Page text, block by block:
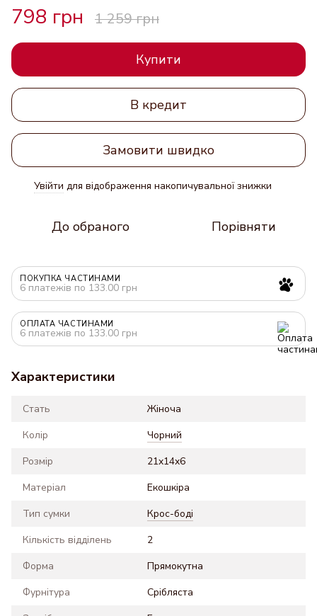
798 грн 1 259 грн
Купити
В кредит
Замовити швидко
Увійти для відображення накопичувальної знижки
До обраного Порівняти
ПОКУПКА ЧАСТИНАМИ
6 платежів по 133.00 грн
ОПЛАТА ЧАСТИНАМИ
6 платежів по 133.00 грн
Характеристики
Стать
Жіноча
Колір
Чорний
Розмір
21x14x6
Матеріал
Екошкіра
Тип сумки
Крос-боді
Кількість відділень
2
Форма
Прямокутна
Фурнітура
Срібляста